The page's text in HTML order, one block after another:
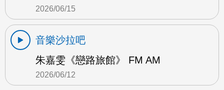
2026/06/15
音樂沙拉吧
朱嘉雯《戀路旅館》 FM AM
2026/06/12